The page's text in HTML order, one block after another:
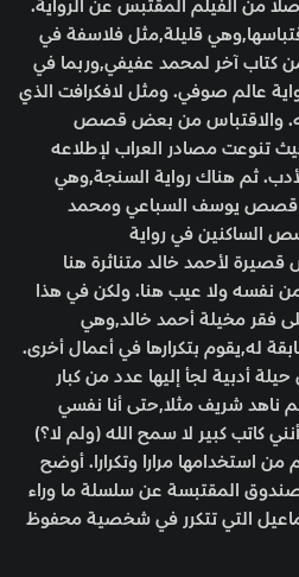
من الفيلم المقتبس عن الرواية.
قليلة,مثل فلاسفة في
كتاب آخر لمحمد عفيفي,وربما في
عالم صوفي. ومثل لافكرافت الذي
به. والاقتباس من بعض قصص
تنوعت مصادر العراب لإطلاعه
ثم هناك رواية السنجة,وهي
قصص يوسف السباعي ومحمد
الساكنين في رواية
لأحمد خالد متناثرة هنا
نفسه ولا عيب هنا. ولكن في هذا
فقر مخيلة أحمد خالد,وهي
له,يقوم بتكرارها في أعمال أخرى.
أدبية لجأ إليها عدد من كبار
ناهد شريف مثلا,حتى أنا نفسي
كاتب كبير لا سمح الله (ولم لا؟)
من استخدامها مرارا وتكرارا. أوضح
المقتبسة عن سلسلة ما وراء
التي تتكرر في شخصية محفوظ